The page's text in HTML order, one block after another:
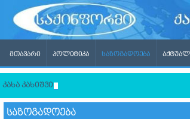
ᲛᲗᲐᲕᲐᲠᲘ ᲞᲝᲚᲘᲢᲘᲙᲐ ᲡᲐᲖᲝᲒᲐᲓᲝᲔᲑᲐ
კახა კახიშვილი - თითქმის მთელი ქვეყნის
ᲡᲐᲖᲝᲒᲐᲓᲝᲔᲑᲐ